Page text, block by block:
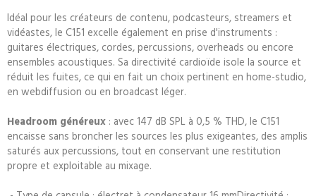
Idéal pour les créateurs de contenu, podcasteurs, streamers et
vidéastes, le C151 excelle également en prise d'instruments :
guitares électriques, cordes, percussions, overheads ou encore
ensembles acoustiques. Sa directivité cardioïde isole la source et
réduit les fuites, ce qui en fait un choix pertinent en home-studio,
en webdiffusion ou en broadcast léger.
Headroom généreux : avec 147 dB SPL à 0,5 % THD, le C151
encaisse sans broncher les sources les plus exigeantes, des amplis
saturés aux percussions, tout en conservant une restitution
propre et exploitable au mixage.